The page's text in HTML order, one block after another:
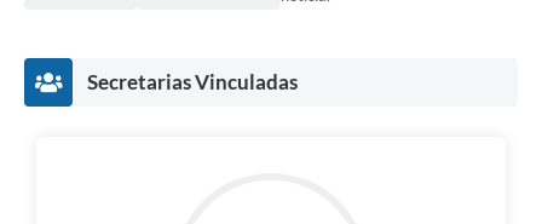
Secretarias Vinculadas